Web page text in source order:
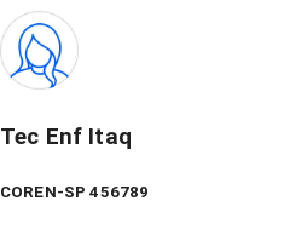
Tec Enf Itaq
COREN-SP 456789